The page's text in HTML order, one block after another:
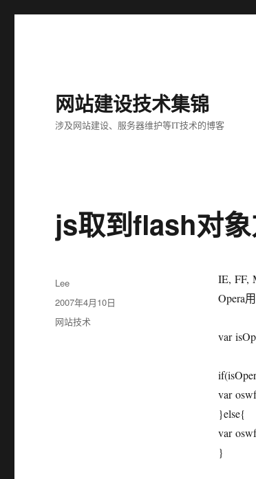
网站建设技术集锦
涉及网站建设、服务器维护等IT技术的博客
js取到flash对
IE, FF,
Opera
var
var
}else{
var
}
作
者
Lee
发
布
于
2007年4月10日
分
网站技术